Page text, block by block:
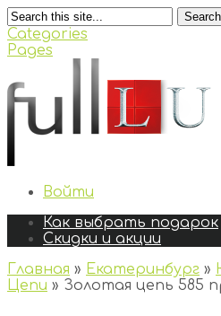
Search
Categories
Pages
Войти
Как выбрать подарок
Скидки и акции
Главная » Екатеринбург »
Цепи » Золотая цепь 585